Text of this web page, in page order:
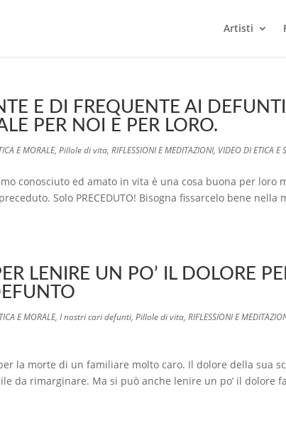
Artisti
E DI FREQUENTE AI
PER NOI E PER LORO.
E MORALE, Pillole di vita, RIFLESSIONI E MEDITAZIONI, VIDEO DI ETICA E
conosciuto ed amato in vita è una cosa buona per loro
Solo PRECEDUTO! Bisogna fissarcelo bene nella
LENIRE UN PO’ IL DOLORE
E MORALE, I nostri cari defunti, Pillole di vita, RIFLESSIONI E
la morte di un familiare molto caro. Il dolore della sua
da rimarginare. Ma si può anche lenire un po’ il dolore